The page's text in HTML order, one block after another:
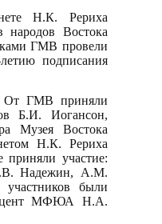
Н.К. Рериха
народов Востока
ГМВ провели
подписания
От ГМВ приняли
Б.И. Иогансон,
Музея Востока
Н.К. Рериха
участие:
Надежин, А.М.
были
МФЮА Н.А.